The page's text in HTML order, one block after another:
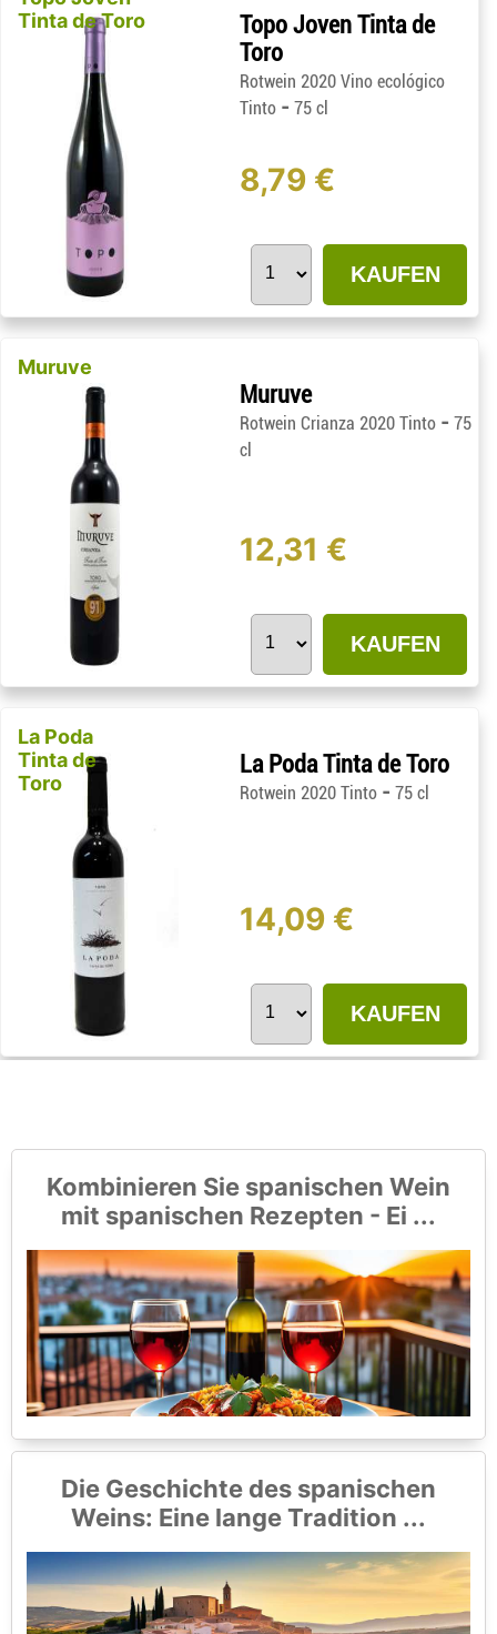
Tinta de Toro
Topo Joven Tinta de
Toro
Rotwein 2020 Vino ecológico
Tinto -75 cl
8,79 €
KAUFEN
Muruve
Muruve
Rotwein Crianza 2020 Tinto -75
cl
12,31 €
KAUFEN
La Poda
Tinta de
Toro
La Poda Tinta de Toro
Rotwein 2020 Tinto -75 cl
14,09 €
KAUFEN
Kombinieren Sie spanischen Wein
mit spanischen Rezepten - Ei ...
Die Geschichte des spanischen
Weins: Eine lange Tradition ...